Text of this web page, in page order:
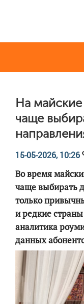
На
чаще
15-05-2026, 10:26
Во время
чаще выбирать
только
и редкие
аналитика
данных